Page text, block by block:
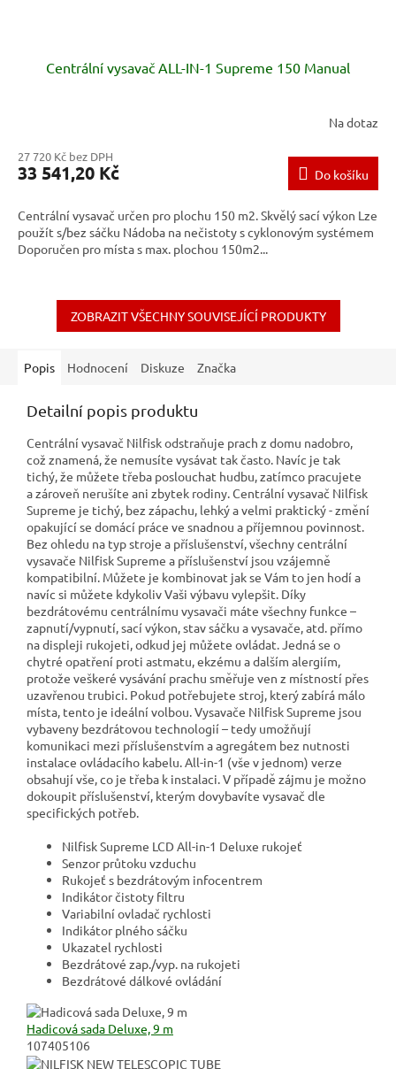
Centrální vysavač ALL-IN-1 Supreme 150 Manual
Na dotaz
27 720 Kč bez DPH
33 541,20 Kč Do košíku
Centrální vysavač určen pro plochu 150 m2. Skvělý sací výkon Lze
použít s/bez sáčku Nádoba na nečistoty s cyklonovým systémem
Doporučen pro místa s max. plochou 150m2...
ZOBRAZIT VŠECHNY SOUVISEJÍCÍ PRODUKTY
Popis Hodnocení Diskuze Značka
Detailní popis produktu
Centrální vysavač Nilfisk odstraňuje prach z domu nadobro,
což znamená, že nemusíte vysávat tak často. Navíc je tak
tichý, že můžete třeba poslouchat hudbu, zatímco pracujete
a zároveň nerušíte ani zbytek rodiny. Centrální vysavač Nilfisk
Supreme je tichý, bez zápachu, lehký a velmi praktický - změní
opakující se domácí práce ve snadnou a příjemnou povinnost.
Bez ohledu na typ stroje a příslušenství, všechny centrální
vysavače Nilfisk Supreme a příslušenství jsou vzájemně
kompatibilní. Můžete je kombinovat jak se Vám to jen hodí a
navíc si můžete kdykoliv Vaši výbavu vylepšit. Díky
bezdrátovému centrálnímu vysavači máte všechny funkce –
zapnutí/vypnutí, sací výkon, stav sáčku a vysavače, atd. přímo
na displeji rukojeti, odkud jej můžete ovládat. Jedná se o
chytré opatření proti astmatu, ekzému a dalším alergiím,
protože veškeré vysávání prachu směřuje ven z místností přes
uzavřenou trubici. Pokud potřebujete stroj, který zabírá málo
místa, tento je ideální volbou. Vysavače Nilfisk Supreme jsou
vybaveny bezdrátovou technologií – tedy umožňují
komunikaci mezi příslušenstvím a agregátem bez nutnosti
instalace ovládacího kabelu. All-in-1 (vše v jednom) verze
obsahují vše, co je třeba k instalaci. V případě zájmu je možno
dokoupit příslušenství, kterým dovybavíte vysavač dle
specifických potřeb.
Nilfisk Supreme LCD All-in-1 Deluxe rukojeť
Senzor průtoku vzduchu
Rukojeť s bezdrátovým infocentrem
Indikátor čistoty filtru
Variabilní ovladač rychlosti
Indikátor plného sáčku
Ukazatel rychlosti
Bezdrátové zap./vyp. na rukojeti
Bezdrátové dálkové ovládání
Hadicová sada Deluxe, 9 m
107405106